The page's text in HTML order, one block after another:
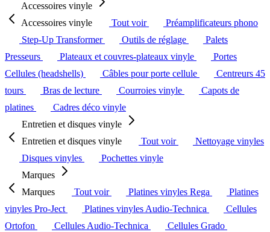
Accessoires vinyle
Accessoires vinyle
Tout voir
Préamplificateurs phono
Step-Up Transformer
Outils de réglage
Palets
Presseurs
Plateaux et couvres-plateaux vinyle
Portes
Cellules (headshells)
Câbles pour porte cellule
Centreurs 45
tours
Bras de lecture Courroies vinyle
Capots de
platines
Cadres déco vinyle
Entretien et disques vinyle
Entretien et disques vinyle
Tout voir
Nettoyage vinyles
Disques vinyles
Pochettes vinyle
Marques
Marques
Tout voir Platines vinyles Rega
Platines
vinyles Pro-Ject
Platines vinyles Audio-Technica
Cellules
Ortofon
Cellules Audio-Technica
Cellules Grado